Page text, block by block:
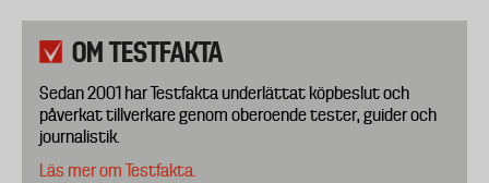
OM TESTFAKTA
Sedan 2001 har Testfakta underlättat köpbeslut och
påverkat tillverkare genom oberoende tester, guider och
journalistik.
Läs mer om Testfakta.